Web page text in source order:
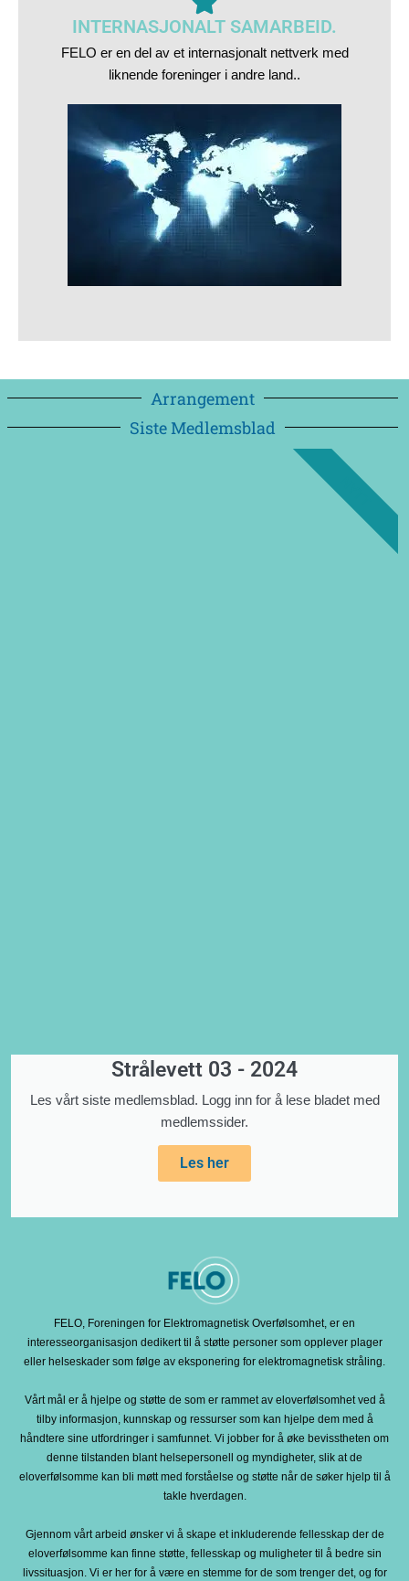
INTERNASJONALT SAMARBEID.
FELO er en del av et internasjonalt nettverk med
liknende foreninger i andre land..
Arrangement
Siste Medlemsblad
Strålevett 03 - 2024
Les vårt siste medlemsblad. Logg inn for å lese bladet med
medlemssider.
Les her
NYTT
FELO, Foreningen for Elektromagnetisk Overfølsomhet, er en
interesseorganisasjon dedikert til å støtte personer som opplever plager
eller helseskader som følge av eksponering for elektromagnetisk stråling.
Vårt mål er å hjelpe og støtte de som er rammet av eloverfølsomhet ved å
tilby informasjon, kunnskap og ressurser som kan hjelpe dem med å
håndtere sine utfordringer i samfunnet. Vi jobber for å øke bevisstheten om
denne tilstanden blant helsepersonell og myndigheter, slik at de
eloverfølsomme kan bli møtt med forståelse og støtte når de søker hjelp til å
takle hverdagen.
Gjennom vårt arbeid ønsker vi å skape et inkluderende fellesskap der de
eloverfølsomme kan finne støtte, fellesskap og muligheter til å bedre sin
livssituasjon. Vi er her for å være en stemme for de som trenger det, og for